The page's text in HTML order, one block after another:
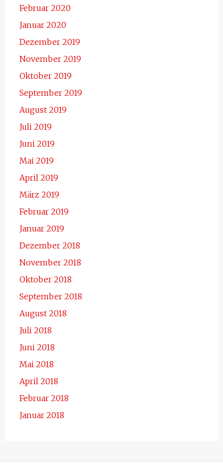
Februar 2020
Januar 2020
Dezember 2019
November 2019
Oktober 2019
September 2019
August 2019
Juli 2019
Juni 2019
Mai 2019
April 2019
März 2019
Februar 2019
Januar 2019
Dezember 2018
November 2018
Oktober 2018
September 2018
August 2018
Juli 2018
Juni 2018
Mai 2018
April 2018
Februar 2018
Januar 2018